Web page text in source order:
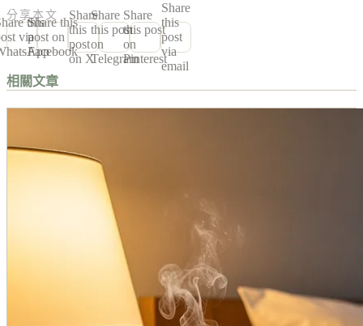
分享本文
this
via
Share this
post on
Facebook
Share
this
post
on X
Share
this post
on
Telegram
Share
this post
on
Pinterest
Share
this
post
via
email
相關文章